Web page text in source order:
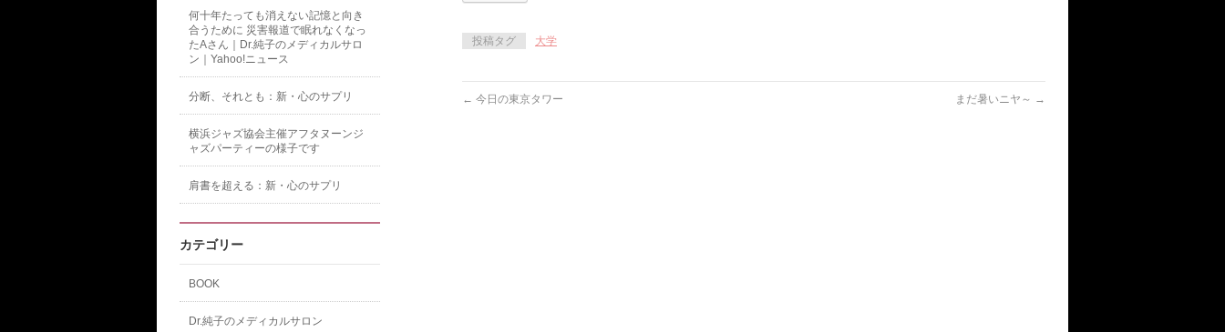
投稿タグ 大学
← 今日の東京タワー まだ暑いニヤ～ →
何十年たっても消えない記憶と向き
合うために 災害報道で眠れなくなっ
たAさん｜Dr.純子のメディカルサロ
ン｜Yahoo!ニュース
分断、それとも：新・心のサプリ
横浜ジャズ協会主催アフタヌーンジ
ャズパーティーの様子です
肩書を超える：新・心のサプリ
カテゴリー
BOOK
Dr.純子のメディカルサロン